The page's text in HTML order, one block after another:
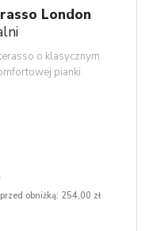
London
o klasycznym
pianki
obniżką: 254,00 zł